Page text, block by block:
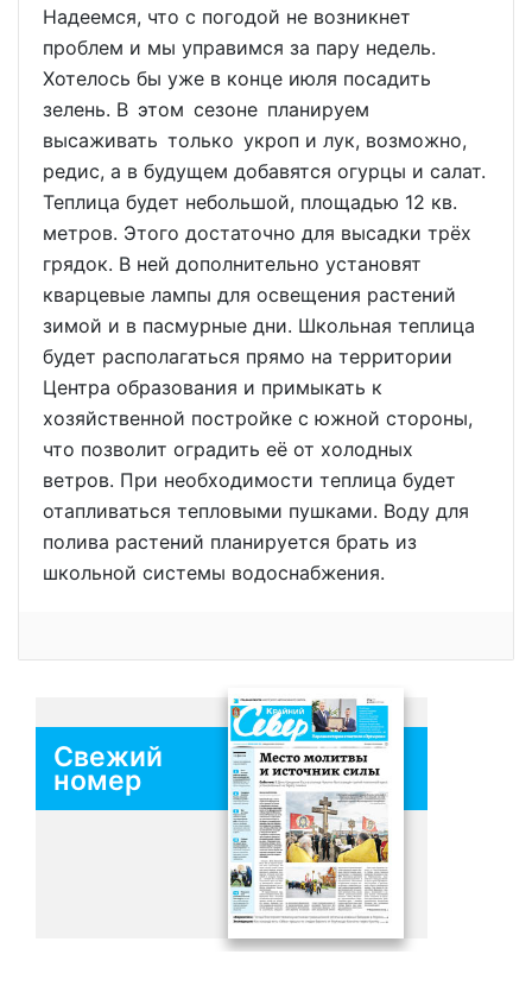
Надеемся, что с погодой не возникнет
проблем и мы управимся за пару недель.
Хотелось бы уже в конце июля посадить
зелень. В этом сезоне планируем
высаживать только укроп и лук, возможно,
редис, а в будущем добавятся огурцы и салат.
Теплица будет небольшой, площадью 12 кв.
метров. Этого достаточно для высадки трёх
грядок. В ней дополнительно установят
кварцевые лампы для освещения растений
зимой и в пасмурные дни. Школьная теплица
будет располагаться прямо на территории
Центра образования и примыкать к
хозяйственной постройке с южной стороны,
что позволит оградить её от холодных
ветров. При необходимости теплица будет
отапливаться тепловыми пушками. Воду для
полива растений планируется брать из
школьной системы водоснабжения.
Свежий
номер